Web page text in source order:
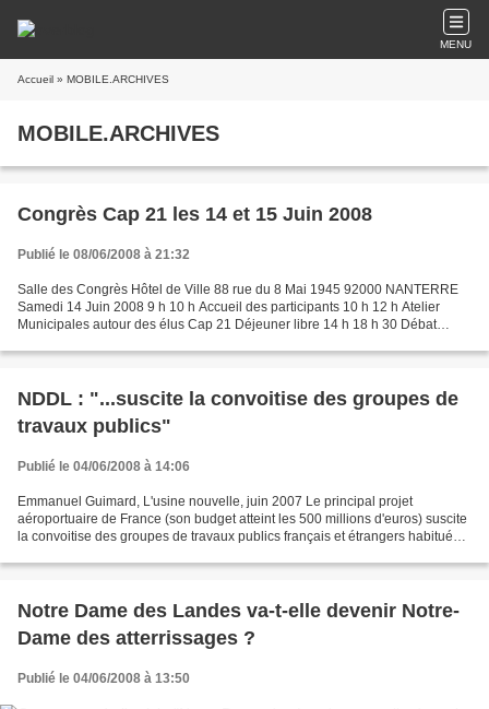
MENU
Accueil » MOBILE.ARCHIVES
MOBILE.ARCHIVES
Congrès Cap 21 les 14 et 15 Juin 2008
Publié le 08/06/2008 à 21:32
Salle des Congrès Hôtel de Ville 88 rue du 8 Mai 1945 92000 NANTERRE
Samedi 14 Juin 2008 9 h 10 h Accueil des participants 10 h 12 h Atelier
Municipales autour des élus Cap 21 Déjeuner libre 14 h 18 h 30 Débat
NDDL : "...suscite la convoitise des groupes de
travaux publics"
Publié le 04/06/2008 à 14:06
Emmanuel Guimard, L'usine nouvelle, juin 2007 Le principal projet
aéroportuaire de France (son budget atteint les 500 millions d'euros) suscite
la convoitise des groupes de travaux publics français et étrangers habitués
Notre Dame des Landes va-t-elle devenir Notre-
Dame des atterrissages ?
Publié le 04/06/2008 à 13:50